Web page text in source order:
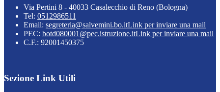
Via Pertini 8 - 40033 Casalecchio di Reno (Bologna)
Tel: 0512986511
Email: segreteria@salvemini.bo.itLink per inviare una mail
PEC: botd080001@pec.istruzione.itLink per inviare una mail
C.F.: 92001450375
Sezione Link Utili